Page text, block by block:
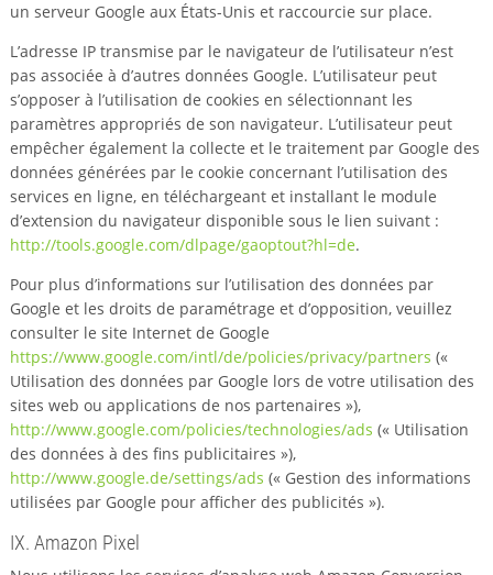
un serveur Google aux États-Unis et raccourcie sur place.
L’adresse IP transmise par le navigateur de l’utilisateur n’est
pas associée à d’autres données Google. L’utilisateur peut
s’opposer à l’utilisation de cookies en sélectionnant les
paramètres appropriés de son navigateur. L’utilisateur peut
empêcher également la collecte et le traitement par Google des
données générées par le cookie concernant l’utilisation des
services en ligne, en téléchargeant et installant le module
d’extension du navigateur disponible sous le lien suivant :
http://tools.google.com/dlpage/gaoptout?hl=de.
Pour plus d’informations sur l’utilisation des données par
Google et les droits de paramétrage et d’opposition, veuillez
consulter le site Internet de Google
https://www.google.com/intl/de/policies/privacy/partners («
Utilisation des données par Google lors de votre utilisation des
sites web ou applications de nos partenaires »),
http://www.google.com/policies/technologies/ads (« Utilisation
des données à des fins publicitaires »),
http://www.google.de/settings/ads (« Gestion des informations
utilisées par Google pour afficher des publicités »).
IX. Amazon Pixel